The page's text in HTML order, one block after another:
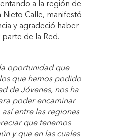
a la región de
Nieto Calle, manifestó
y agradeció haber
de la Red.
oportunidad que
que hemos podido
de Jóvenes, nos ha
poder encaminar
entre las regiones
que tenemos
y que en las cuales